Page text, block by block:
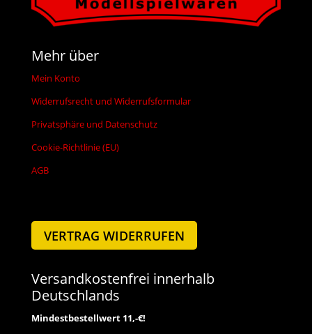
Mehr über
Mein Konto
Widerrufsrecht und Widerrufsformular
Privatsphäre und Datenschutz
Cookie-Richtlinie (EU)
AGB
VERTRAG WIDERRUFEN
Versandkostenfrei innerhalb
Deutschlands
Mindestbestellwert 11,-€!